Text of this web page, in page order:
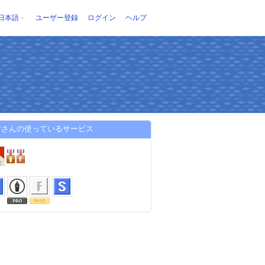
本語 ユーザー登録 ログイン ヘルプ
んの使っているサービス